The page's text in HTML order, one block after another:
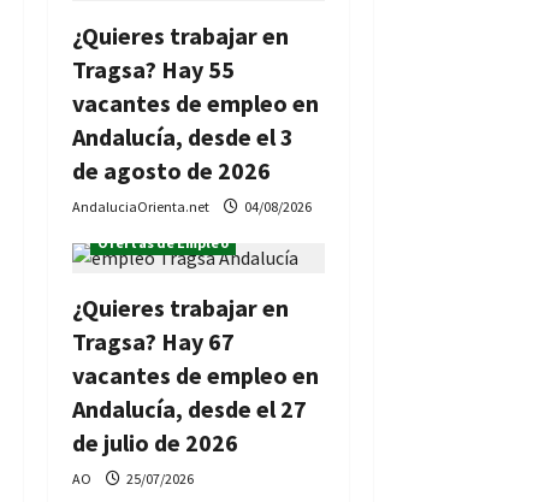
r
a
d
a
s
¿Quieres trabajar en
Tragsa? Hay 55
vacantes de empleo en
Andalucía, desde el 3
de agosto de 2026
AndaluciaOrienta.net
04/08/2026
Ofertas de Empleo
¿Quieres trabajar en
Tragsa? Hay 67
vacantes de empleo en
Andalucía, desde el 27
de julio de 2026
AO 25/07/2026